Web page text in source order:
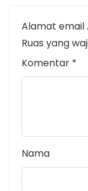
Alamat email
Ruas yang
Komentar *
Nama